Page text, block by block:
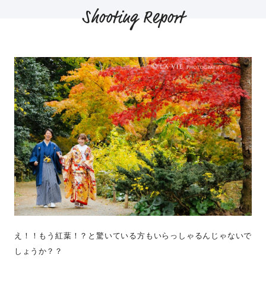
Shooting Report
え！！もう紅葉！？と驚いている方もいらっしゃるんじゃないで
しょうか？？